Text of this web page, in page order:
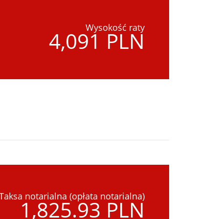
Wysokość raty
4,091 PLN
notarialna (opłata notarialna)
1,825.93 PLN